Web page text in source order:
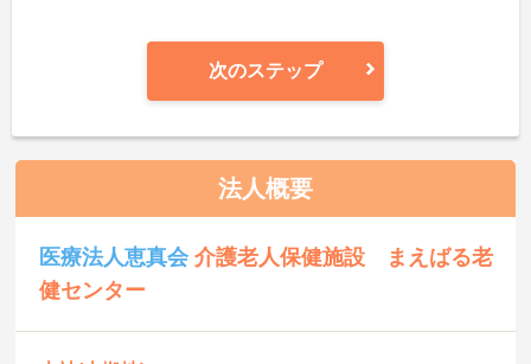
次のステップ
法人概要
医療法人恵真会介護老人保健施設 まえばる老
健センター